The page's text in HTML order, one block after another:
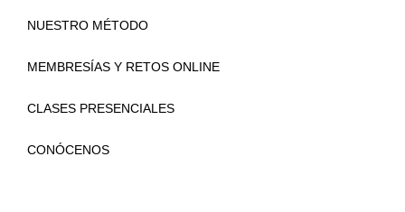
NUESTRO MÉTODO
MEMBRESÍAS Y RETOS ONLINE
CLASES PRESENCIALES
CONÓCENOS